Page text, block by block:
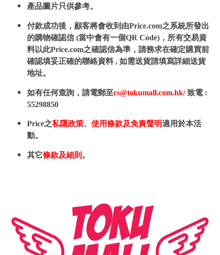
產品圖片只供參考。
付款成功後，顧客將會收到由Price.com之系統所發出
的購物確認信 (當中會有一個QR Code)，所有交易資
料以此Price.com之確認信為準，請務求在確定購買前
確認填妥正確的聯絡資料 , 如需送貨請填寫詳細送貨
地址。
如有任何查詢，請電郵至cs@tokumall.com.hk/ 致電 :
55298850
Price之私隱政策、 使用條款及免責聲明適用於本活
動。
其它條款及細則 。